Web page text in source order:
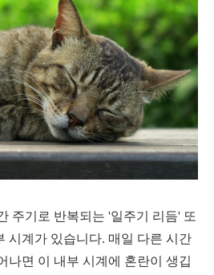
주기로 반복되는 '일주기 리듬' 또
시계가 있습니다. 매일 다른 시간
나면 이 내부 시계에 혼란이 생깁